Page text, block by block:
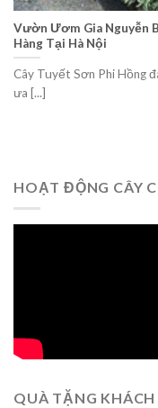
Vườn Ươm Gia Nguyễn
Hàng Tại Hà Nội
Cây Tuyết Sơn Phi Hồng
ưa [...]
HOẠT ĐỘNG CÂY
QUÀ TẶNG KHÁCH